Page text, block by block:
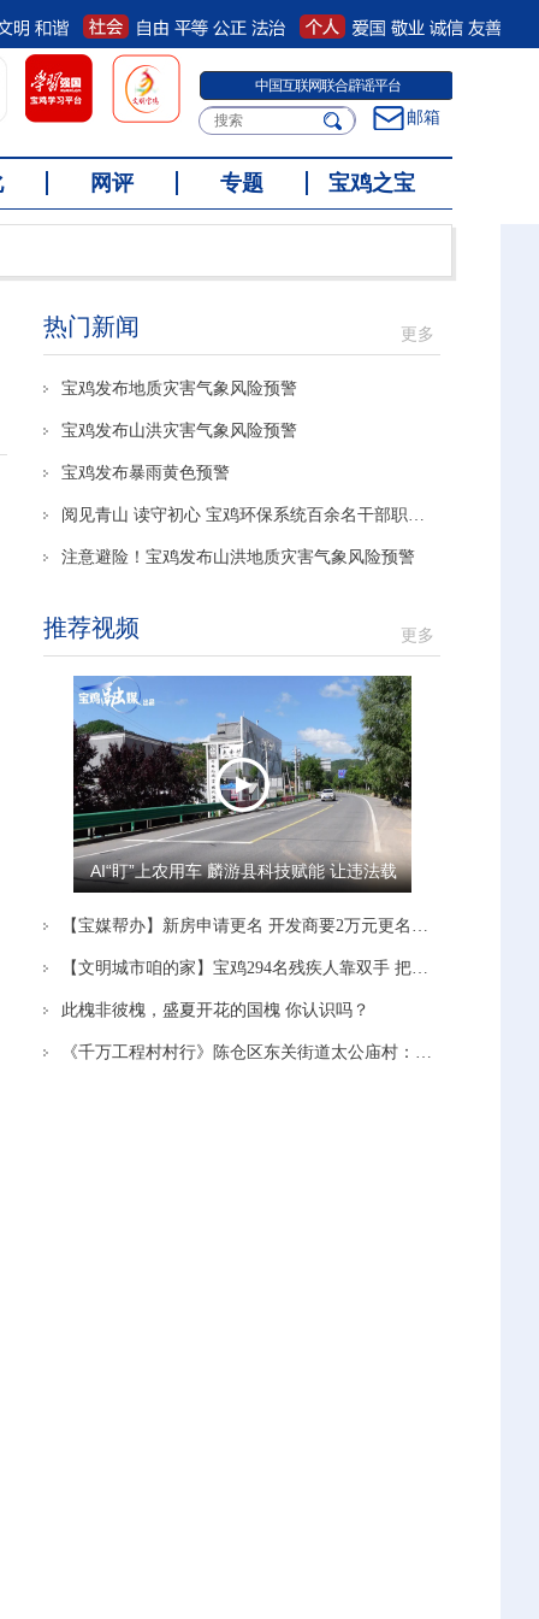
宝鸡网上有害信息举报专区
邮箱
网评 专题 宝鸡之宝
热门新闻 更多
宝鸡发布地质灾害气象风险预警
宝鸡发布山洪灾害气象风险预警
宝鸡发布暴雨黄色预警
阅见青山 读守初心 宝鸡环保系统百余名干部职工共享阅读盛宴
注意避险！宝鸡发布山洪地质灾害气象风险预警
推荐视频 更多
AI“盯”上农用车 麟游县科技赋能 让违法载
人“驶”不得
【宝媒帮办】新房申请更名 开发商要2万元更名费 多方沟通协调后 开发商：停止办理！
【文明城市咱的家】宝鸡294名残疾人靠双手 把日子越过越有奔头
此槐非彼槐，盛夏开花的国槐 你认识吗？
《千万工程村村行》陈仓区东关街道太公庙村：党建引领赋能产业 蹚出富民新路径